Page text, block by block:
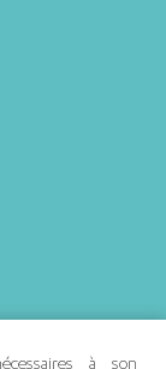
à son